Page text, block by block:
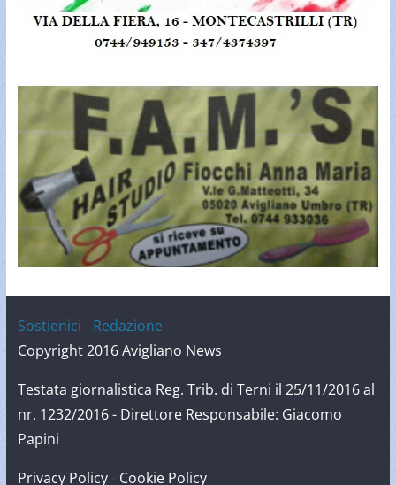
Sostienici
Redazione
Copyright 2016 Avigliano News
Testata giornalistica Reg. Trib. di Terni il 25/11/2016 al
nr. 1232/2016 - Direttore Responsabile: Giacomo
Papini
Privacy Policy- Cookie Policy